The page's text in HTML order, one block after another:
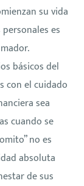
su vida
es
básicos del
con el cuidado
sea
cuando se
no es
absoluta
de sus